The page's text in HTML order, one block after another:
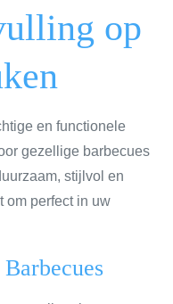
op
en functionele
gezellige barbecues
stijlvol en
om perfect in uw